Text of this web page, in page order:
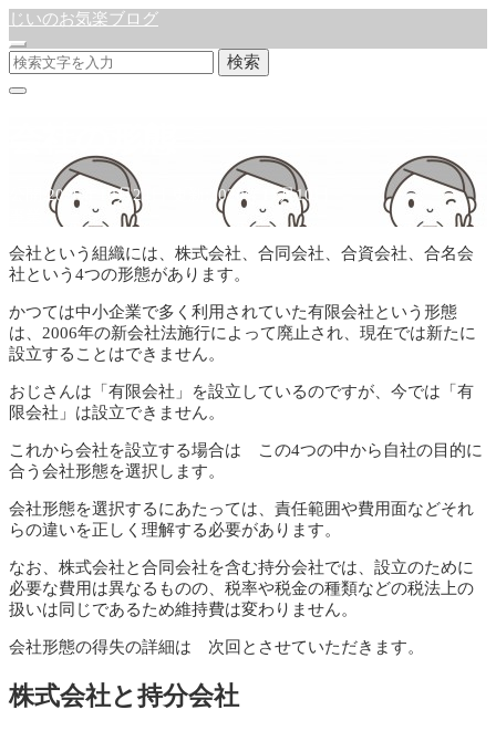
じいのお気楽ブログ
検索
公開:2020年10月24日
更新:2020年11月10日
会社という組織には、株式会社、合同会社、合資会社、合名会
社という4つの形態があります。
かつては中小企業で多く利用されていた有限会社という形態
は、2006年の新会社法施行によって廃止され、現在では新たに
設立することはできません。
おじさんは「有限会社」を設立しているのですが、今では「有
限会社」は設立できません。
これから会社を設立する場合は この4つの中から自社の目的に
合う会社形態を選択します。
会社形態を選択するにあたっては、責任範囲や費用面などそれ
らの違いを正しく理解する必要があります。
なお、株式会社と合同会社を含む持分会社では、設立のために
必要な費用は異なるものの、税率や税金の種類などの税法上の
扱いは同じであるため維持費は変わりません。
会社形態の得失の詳細は 次回とさせていただきます。
株式会社と持分会社